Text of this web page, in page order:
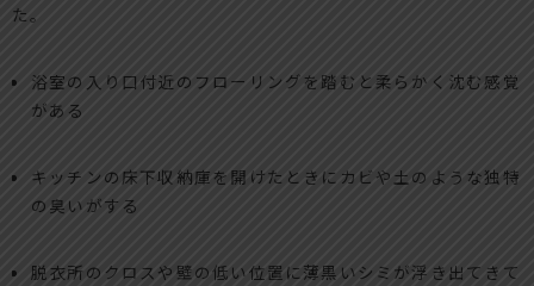
た。
浴室の入り口付近のフローリングを踏むと柔らかく沈む感覚
がある
キッチンの床下収納庫を開けたときにカビや土のような独特
の臭いがする
脱衣所のクロスや壁の低い位置に薄黒いシミが浮き出てきて